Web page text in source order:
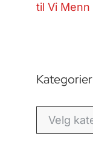
til Vi Menn
Kategorier
Kategorier